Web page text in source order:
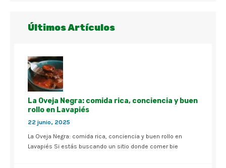
Últimos Artículos
La Oveja Negra: comida rica, conciencia y buen
rollo en Lavapiés
22 junio, 2025
La Oveja Negra: comida rica, conciencia y buen rollo en
Lavapiés Si estás buscando un sitio donde comer bie